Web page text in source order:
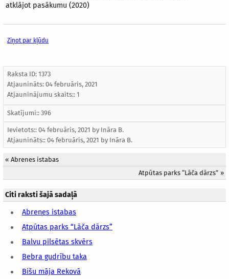
atklājot pasākumu (2020)
Ziņot par kļūdu
Raksta ID: 1373
Atjaunināts: 04 februāris, 2021
Atjauninājumu skaits:: 1
Skatījumi:: 396
Ievietots:: 04 februāris, 2021 by Ināra B.
Atjaunināts:: 04 februāris, 2021 by Ināra B.
« Abrenes istabas
Atpūtas parks “Lāča dārzs” »
Citi raksti šajā sadaļā
Abrenes istabas
Atpūtas parks “Lāča dārzs”
Balvu pilsētas skvērs
Bebra gudrību taka
Bišu māja Rekovā